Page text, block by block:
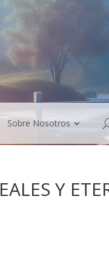
Sobre Nosotros
Y